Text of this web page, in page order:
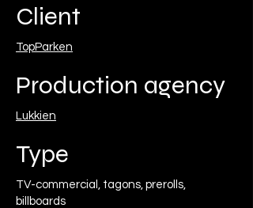
Client
TopParken
Production agency
Lukkien
Type
TV-commercial, tagons, prerolls,
billboards